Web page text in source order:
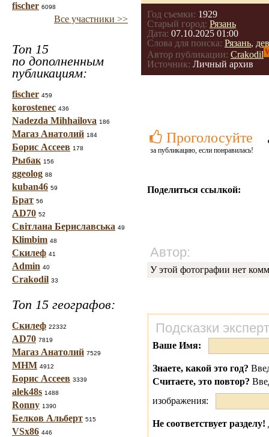
fischer 6098
Все участники >>
Топ 15
по дополненным
публикациям:
fischer 459
korostenec 436
Nadezda Mihhailova 186
Магаз Анатолий 184
Борис Ассеев 178
Рыбак 156
ggeolog 88
kuban46 59
Брат 56
AD70 52
Світлана Бериславська 49
Klimbim 48
Скилеф 41
Admin 40
Crakodil 33
Топ 15 географов:
Скилеф 22332
AD70 7819
Магаз Анатолий 7529
МНМ 4912
Борис Ассеев 3339
alek48s 1488
Ronny 1390
Белков Альберт 515
VSx86 446
Год съемки: 1929
Старый город: Рязань
Дата: 07.10.2025 01:00
Слова для поиска: Рязань,
Автор публикации: Crakodil
Источник: Личный архив
Проголосуйте
за публикацию, если понравилась!
Поделиться ссылкой:
Автор:
У этой фотографии нет
Подсказки
Ваше Имя:
Знаете, какой это год?
Считаете, это повтор?
изображения:
Не соответствует разделу!